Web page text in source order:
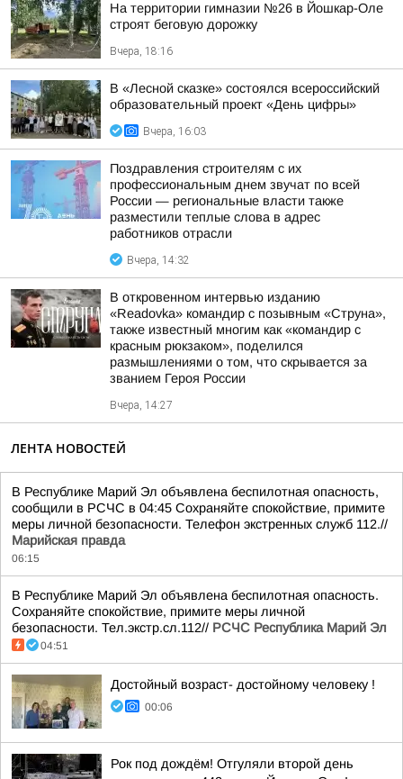
На территории гимназии №26 в Йошкар-Оле
строят беговую дорожку
Вчера, 18:16
В «Лесной сказке» состоялся всероссийский
образовательный проект «День цифры»
Вчера, 16:03
Поздравления строителям с их
профессиональным днем звучат по всей
России — региональные власти также
разместили теплые слова в адрес
работников отрасли
Вчера, 14:32
В откровенном интервью изданию
«Readovka» командир с позывным «Струна»,
также известный многим как «командир с
красным рюкзаком», поделился
размышлениями о том, что скрывается за
званием Героя России
Вчера, 14:27
ЛЕНТА НОВОСТЕЙ
В Республике Марий Эл объявлена беспилотная опасность,
сообщили в РСЧС в 04:45 Сохраняйте спокойствие, примите
меры личной безопасности. Телефон экстренных служб 112.//
Марийская правда
06:15
В Республике Марий Эл объявлена беспилотная опасность.
Сохраняйте спокойствие, примите меры личной
безопасности. Тел.экстр.сл.112// РСЧС Республика Марий Эл
04:51
Достойный возраст- достойному человеку !
00:06
Рок под дождём! Отгуляли второй день